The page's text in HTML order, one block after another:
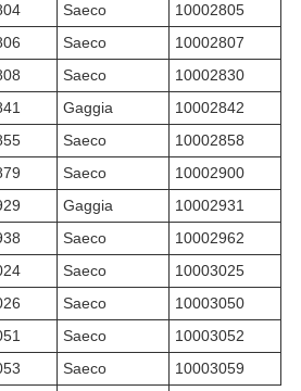
Saeco
10002805
Saeco
10002807
Saeco
10002830
Gaggia
10002842
Saeco
10002858
Saeco
10002900
Gaggia
10002931
Saeco
10002962
Saeco
10003025
Saeco
10003050
Saeco
10003052
Saeco
10003059